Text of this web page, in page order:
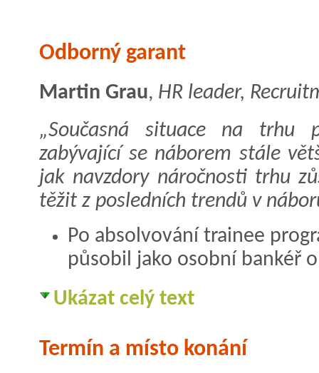
Odborný garant
Martin Grau, HR leader,
Současná situace na trhu
zabývající se náborem stále
jak navzdory náročnosti trhu
těžit z posledních trendů v
Po absolvování trainee
působil jako osobní bankéř
Ukázat celý text
Termín a místo konání